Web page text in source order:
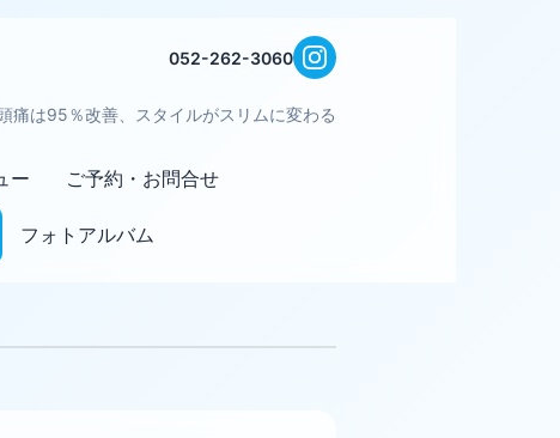
052-262-3060
痛は95％改善、スタイルがスリムに変わる
ー ご予約・お問合せ
フォトアルバム